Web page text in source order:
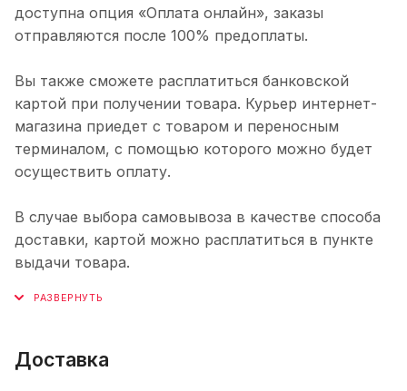
доступна опция «Оплата онлайн», заказы
отправляются после 100% предоплаты.
Вы также сможете расплатиться банковской
картой при получении товара. Курьер интернет-
магазина приедет с товаром и переносным
терминалом, с помощью которого можно будет
осуществить оплату.
В случае выбора самовывоза в качестве способа
доставки, картой можно расплатиться в пункте
выдачи товара.
Доставка